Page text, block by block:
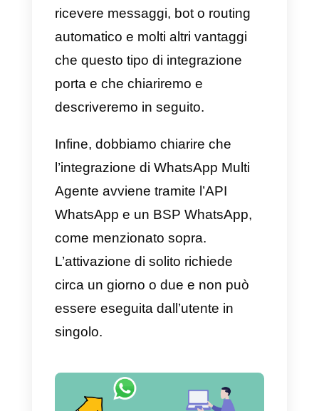
Che cos’è WhatsApp Multi
Agente? Si tratta dell’uso dell’API
WhatsApp per servire i clienti in
modo organizzato, facile ed
WhatsApp per la tua azienda.
Questo tipo di integrazione
funziona in modo diverso da
di una serie di funzionalità molto
interessanti, come la possibilità di
WhatsApp, connettere più di 4